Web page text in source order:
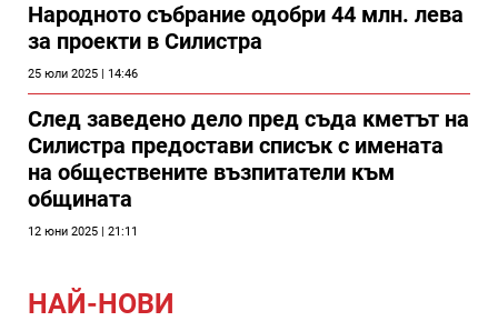
Народното събрание одобри 44 млн. лева
за проекти в Силистра
25 юли 2025 | 14:46
След заведено дело пред съда кметът на
Силистра предостави списък с имената
на обществените възпитатели към
общината
12 юни 2025 | 21:11
НАЙ-НОВИ